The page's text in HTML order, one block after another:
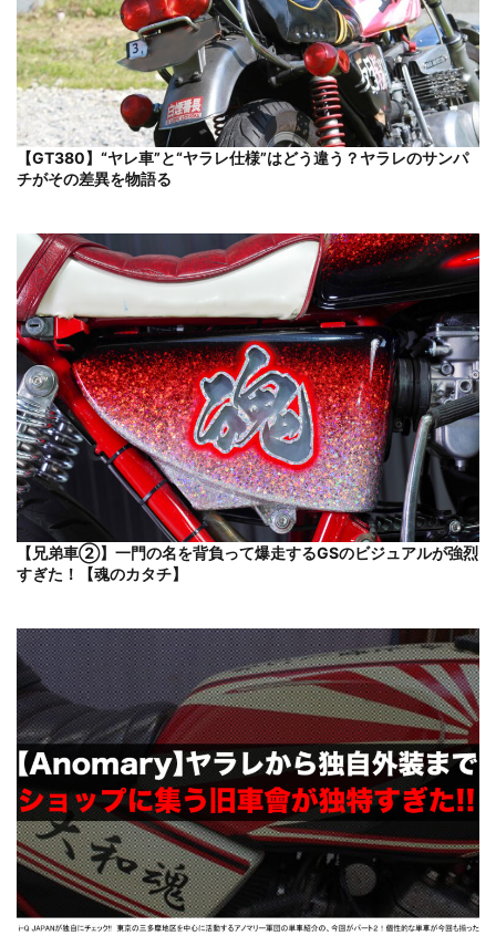
【GT380】“ヤレ車”と“ヤラレ仕様”はどう違う？ヤラレのサンパ
チがその差異を物語る
【兄弟車②】一門の名を背負って爆走するGSのビジュアルが強烈
すぎた！【魂のカタチ】